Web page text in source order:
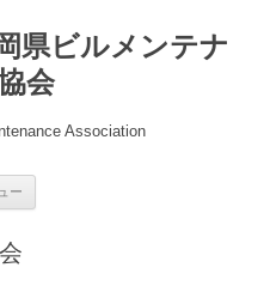
県ビルメンテナ
会
Association
ー